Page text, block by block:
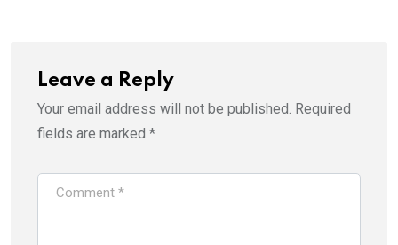
Leave a Reply
Your email address will not be published. Required
fields are marked *